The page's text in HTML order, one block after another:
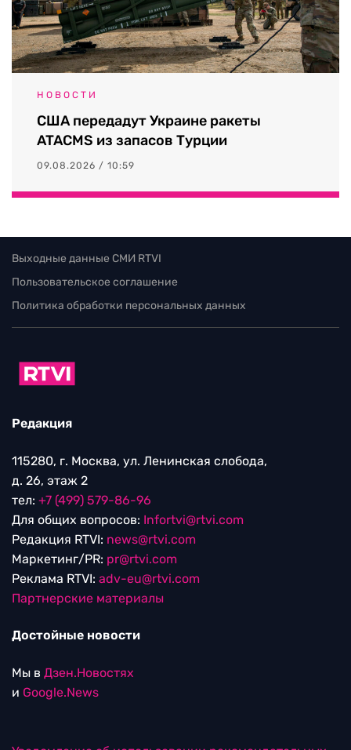
НОВОСТИ
США передадут Украине ракеты
ATACMS из запасов Турции
09.08.2026 / 10:59
Выходные данные СМИ RTVI
Пользовательское соглашение
Политика обработки персональных данных
Редакция
115280, г. Москва, ул. Ленинская слобода,
д. 26, этаж 2
тел: +7 (499) 579-86-96
Для общих вопросов: Infortvi@rtvi.com
Редакция RTVI: news@rtvi.com
Маркетинг/PR: pr@rtvi.com
Реклама RTVI: adv-eu@rtvi.com
Партнерские материалы
Достойные новости
Мы в Дзен.Новостях
и Google.News